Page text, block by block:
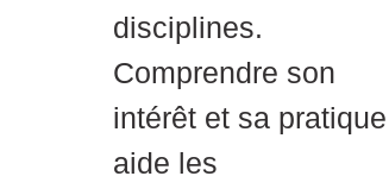
disciplines.
Comprendre son
intérêt et sa pratique
aide les